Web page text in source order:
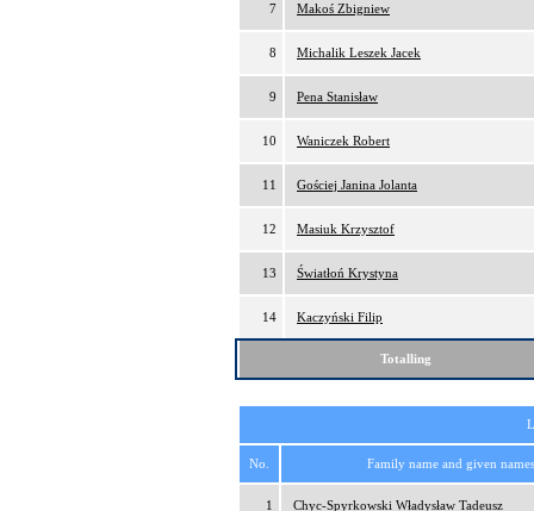
7 Makoś Zbigniew
8 Michalik Leszek Jacek
9 Pena Stanisław
10 Waniczek Robert
11 Gościej Janina Jolanta
12 Masiuk Krzysztof
13 Światłoń Krystyna
14 Kaczyński Filip
Totalling
No. Family name and given names
1 Chyc-Spyrkowski Władysław Tadeusz